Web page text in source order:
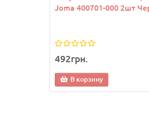
Joma 400701-000 2шт
492грн.
В корзину